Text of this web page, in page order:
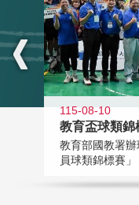
115-08-10
教育盃球類錦
教育部國教署
員球類錦標賽」